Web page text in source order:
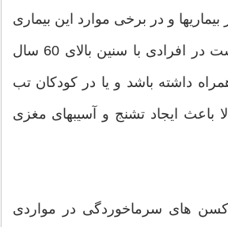
و در برخی موارد این بیماری
غیرکشنده ممکن است در افرادی با سنین بالای 60 سال
داشته باشد و یا در کودکان تب
باعث ایجاد تشنج و آسیبهای مغزی
های سرماخوردگی در مواردی